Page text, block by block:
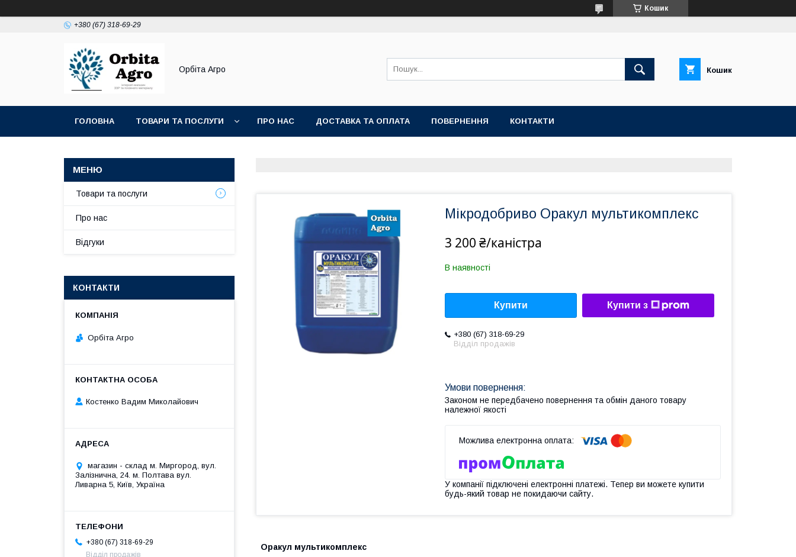
Кошик
+380 (67) 318-69-29
Орбіта Агро Кошик
ГОЛОВНА ТОВАРИ ТА ПОСЛУГИ ПРО НАС ДОСТАВКА ТА ОПЛАТА ПОВЕРНЕННЯ КОНТАКТИ
Мікродобриво Оракул мультикомплекс
3 200 ₴/каністра
В наявності
Купити Купити з
+380 (67) 318-69-29
Відділ продажів
Законом не передбачено повернення та обмін даного товару
належної якості
У компанії підключені електронні платежі. Тепер ви можете купити
будь-який товар не покидаючи сайту.
Оракул мультикомплекс
Товари та послуги
Про нас
Відгуки
КОНТАКТИ
Орбіта Агро
Костенко Вадим Миколайович
магазин - склад м. Миргород, вул.
Залізнична, 24. м. Полтава вул.
Ливарна 5, Київ, Україна
+380 (67) 318-69-29
Відділ продажів